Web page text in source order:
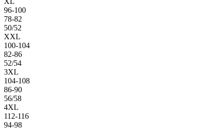
96-100
78-82
50/52
XXL
100-104
82-86
52/54
3XL
104-108
86-90
56/58
4XL
112-116
94-98